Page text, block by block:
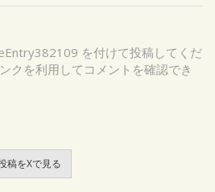
を付けて投稿してくだ
クを利用してコメントを確認でき
稿をXで見る